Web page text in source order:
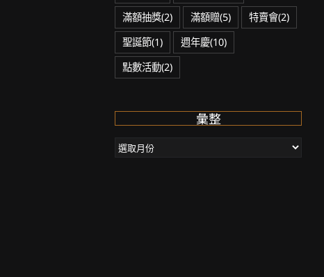
滿額抽獎(2) 滿額贈(5) 特賣會(2)
聖誕節(1) 週年慶(10)
點數活動(2)
彙整
彙